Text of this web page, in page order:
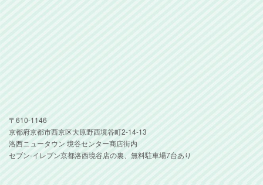
〒610-1146
京都府京都市西京区大原野西境谷町2-14-13
洛西ニュータウン 境谷センター商店街内
セブン-イレブン京都洛西境谷店の裏、無料駐車場7台あり